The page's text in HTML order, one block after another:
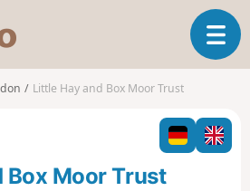
s
o
o
O
u
i
r
l
Little Hay and Box Moor Trust
Box Moor Trust